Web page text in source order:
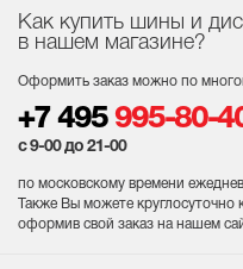
Как купить шины и
в нашем магазине?
Оформить заказ можно по
+7 495 995-80-
с 9-00 до 21-00
по московскому времени
Также Вы можете
оформив свой заказ на нашем